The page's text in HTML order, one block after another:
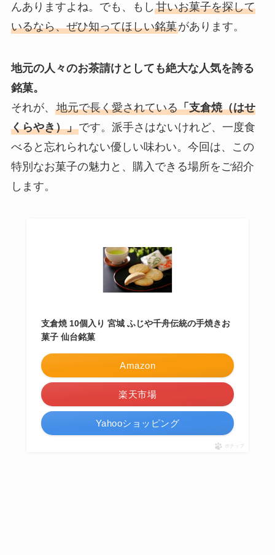
んありますよね。でも、もし 甘いお菓子を探して
いるなら、ぜひ知ってほしい銘菓があります。
地元の人々のお茶請けとしても絶大な人気を誇る
銘菓。
それが、 地元で長く愛されている「支倉焼（はせ
くらやき）」です。派手さはないけれど、一度食
べると忘れられない優しい味わい。今回は、この
特別なお菓子の魅力と、購入できる場所をご紹介
します。
支倉焼 10個入り 宮城 ふじや千舟伝統の手焼きお
菓子 仙台銘菓
Amazon
楽天市場
Yahooショッピング
ポチップ